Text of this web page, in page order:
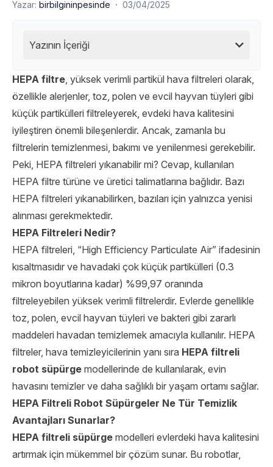
Yazar: birbilgininpesinde · 03/04/2025
Yazının İçeriği
HEPA filtre, yüksek verimli partikül hava filtreleri olarak,
özellikle alerjenler, toz, polen ve evcil hayvan tüyleri gibi
küçük partikülleri filtreleyerek, evdeki hava kalitesini
iyileştiren önemli bileşenlerdir. Ancak, zamanla bu
filtrelerin temizlenmesi, bakımı ve yenilenmesi gerekebilir.
Peki, HEPA filtreleri yıkanabilir mi? Cevap, kullanılan
HEPA filtre türüne ve üretici talimatlarına bağlıdır. Bazı
HEPA filtreleri yıkanabilirken, bazıları için yalnızca yenisi
alınması gerekmektedir.
HEPA Filtreleri Nedir?
HEPA filtreleri, “High Efficiency Particulate Air” ifadesinin
kısaltmasıdır ve havadaki çok küçük partikülleri (0.3
mikron boyutlarına kadar) %99,97 oranında
filtreleyebilen yüksek verimli filtrelerdir. Evlerde genellikle
toz, polen, evcil hayvan tüyleri ve bakteri gibi zararlı
maddeleri havadan temizlemek amacıyla kullanılır. HEPA
filtreler, hava temizleyicilerinin yanı sıra HEPA filtreli
robot süpürge modellerinde de kullanılarak, evin
havasını temizler ve daha sağlıklı bir yaşam ortamı sağlar.
HEPA Filtreli Robot Süpürgeler Ne Tür Temizlik
Avantajları Sunarlar?
HEPA filtreli süpürge modelleri evlerdeki hava kalitesini
artırmak için mükemmel bir çözüm sunar. Bu robotlar,